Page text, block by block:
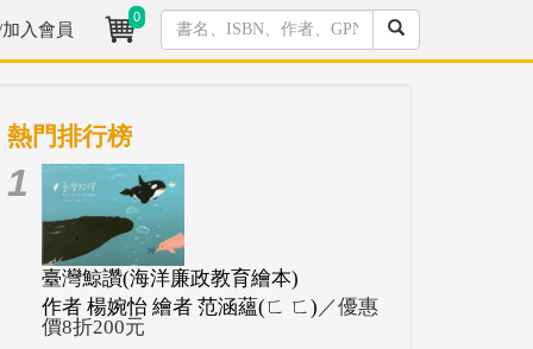
入會員
0
熱門排行榜
1
臺灣鯨讚(海洋廉政教育繪本)
作者 楊婉怡 繪者 范涵蘊(ㄈ ㄈ) ／優惠
價8折200元